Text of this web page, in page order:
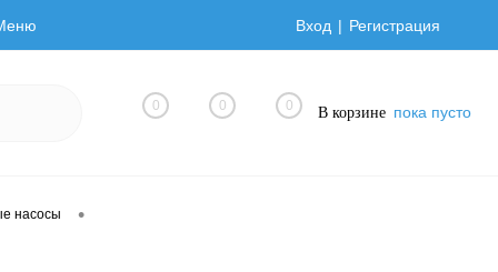
Вход Регистрация
0 0 0 В корзине пока пусто
насосы •